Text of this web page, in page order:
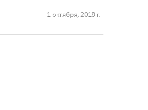
1 октября, 2018 г.